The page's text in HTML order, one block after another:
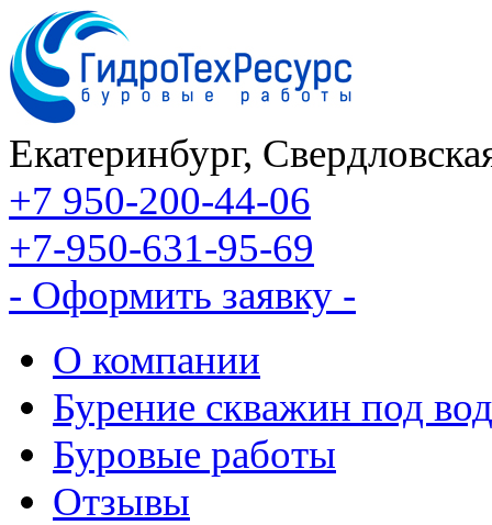
Екатеринбург,
+7 950-200-44-06
+7-950-631-95-69
- Оформить заявку -
О компании
Бурение скважин под
Буровые работы
Отзывы